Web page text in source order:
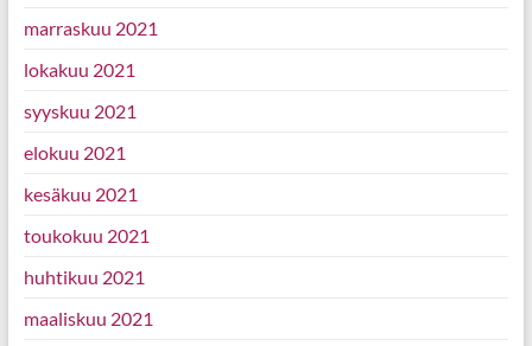
marraskuu 2021
lokakuu 2021
syyskuu 2021
elokuu 2021
kesäkuu 2021
toukokuu 2021
huhtikuu 2021
maaliskuu 2021